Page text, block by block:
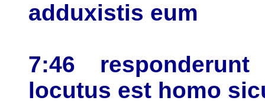
adduxistis eum
7:46
locutus est homo